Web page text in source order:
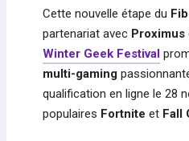
Cette nouvelle étape du
partenariat avec Proximus
Winter Geek Festival
multi-gaming
qualification en ligne le 28
populaires Fortnite et Fall